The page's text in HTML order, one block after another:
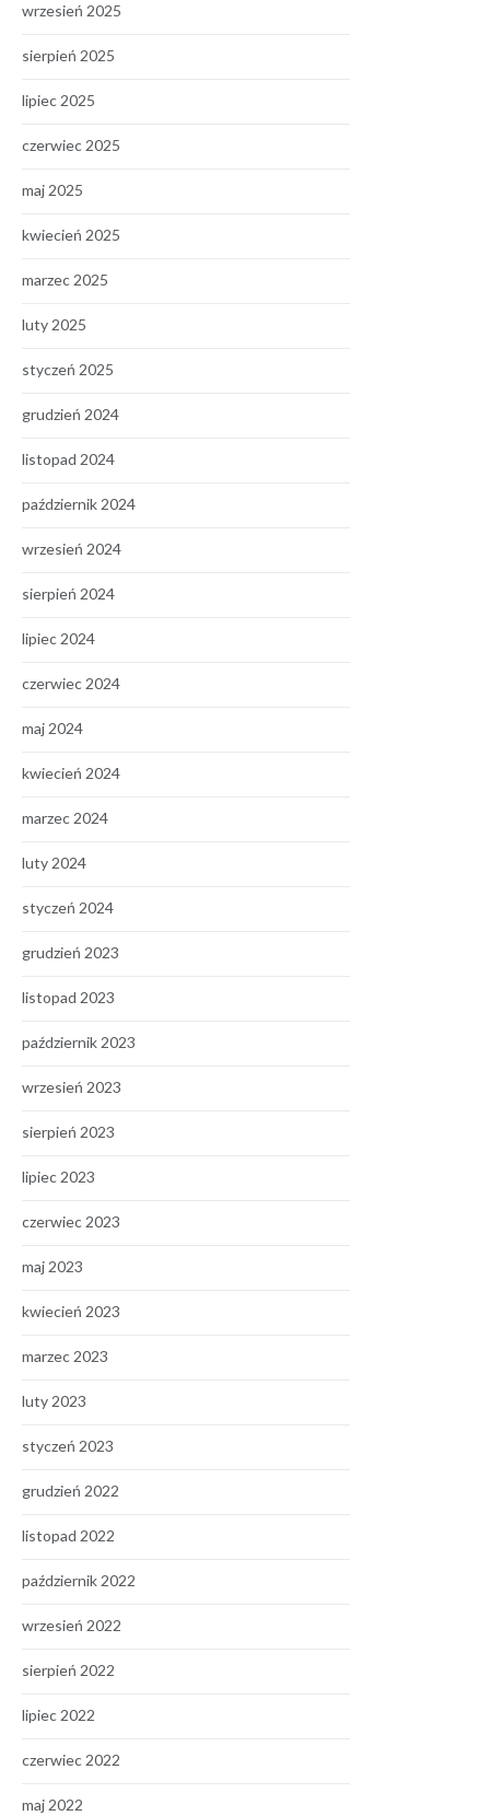
wrzesień 2025
sierpień 2025
lipiec 2025
czerwiec 2025
maj 2025
kwiecień 2025
marzec 2025
luty 2025
styczeń 2025
grudzień 2024
listopad 2024
październik 2024
wrzesień 2024
sierpień 2024
lipiec 2024
czerwiec 2024
maj 2024
kwiecień 2024
marzec 2024
luty 2024
styczeń 2024
grudzień 2023
listopad 2023
październik 2023
wrzesień 2023
sierpień 2023
lipiec 2023
czerwiec 2023
maj 2023
kwiecień 2023
marzec 2023
luty 2023
styczeń 2023
grudzień 2022
listopad 2022
październik 2022
wrzesień 2022
sierpień 2022
lipiec 2022
czerwiec 2022
maj 2022